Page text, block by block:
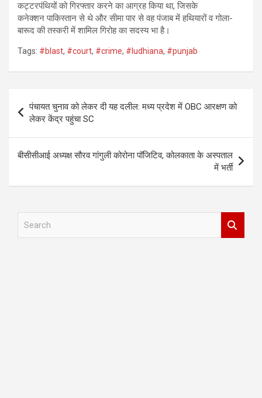
कट्टरपंथियों को गिरफ्तार करने का आग्रह किया था, जिसके
कनेक्शन पाकिस्तान से थे और सीमा पार से वह पंजाब में हथियारों व गोला-
बारूद की तस्करी में शामिल गिरोह का सदस्य भा है।
Tags: #blast, #court, #crime, #ludhiana, #punjab
Post
navigation
पंचायत चुनाव को लेकर दी यह दलील: मध्य प्रदेश में OBC आरक्षण को
लेकर केंद्र पहुंचा SC
बीसीसीआई अध्यक्ष सौरव गांगुली कोरोना पॉजिटिव, कोलकाता के अस्पताल
में भर्ती